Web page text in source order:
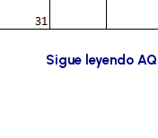
Sigue leyendo